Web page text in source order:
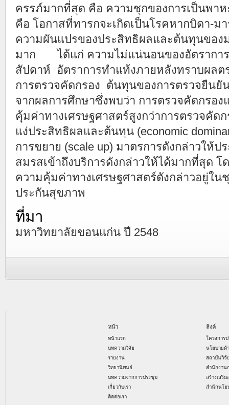
ครรภ์มากที่สุด คือ ความชุกของการเป็นพา
คือ โอกาสที่ทารกจะเกิดเป็นโรคหากบิดา-ม
ความผันแปรของประสิทธิผลและต้นทุนของ
มาก ได้แก่ ความไม่แน่นอนของอัตรา
สัปดาห์ อัตราการทำแท้งภายหลังทราบผลต
การตรวจคัดกรอง ต้นทุนของการตรวจยืน
จากผลการศึกษาซึ่งพบว่า การตรวจคัดกรอ
คุ้มค่าทางเศรษฐศาสตร์สูงกว่าการตรวจคัด
แง่ประสิทธิผลและต้นทุน (economic
การขยาย (scale up) มาตรการดังกล่าวให้
สมรสเข้าถึงบริการดังกล่าวให้ได้มากที่สุด
ความคุ้มค่าทางเศรษฐศาสตร์ดังกล่าวอยู่ใ
ประกันสุขภาพ
ที่มา
มหาวิทยาลัยขอนแก่น ปี 2548
หน้า
หน้าแรก
บทความวิจัย
รายงาน
วิทยานิพนธ์
บทความจากการประชุม
เกี่ยวกับเรา
ติดต่อเรา
ลิงค์
โครงการ
นโยบายด้
สถาบันวิจั
สำนักงาน
สร้างเสริ
สำนักนโย